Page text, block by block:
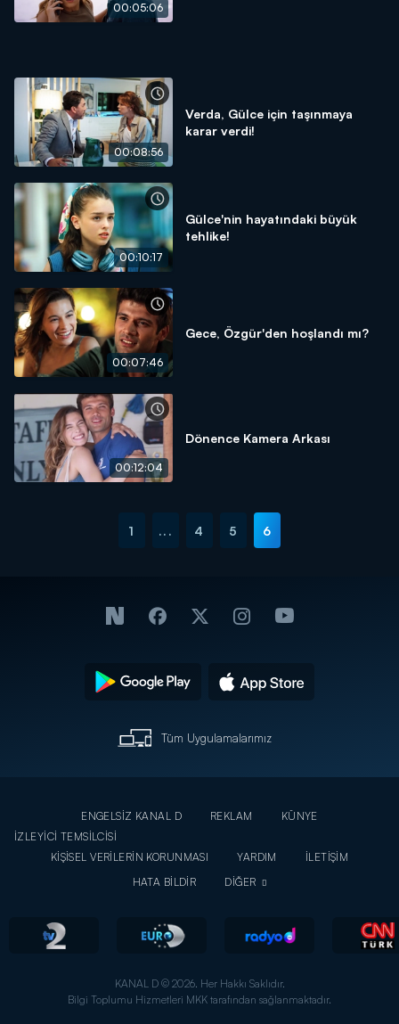
00:05:06
00:08:56
Verda, Gülce için taşınmaya
karar verdi!
00:10:17
Gülce'nin hayatındaki büyük
tehlike!
00:07:46
Gece, Özgür'den hoşlandı mı?
00:12:04
Dönence Kamera Arkası
1 ... 4 5 6
Tüm Uygulamalarımız
ENGELSİZ KANAL D REKLAM
KÜNYE
İZLEYİCİ TEMSİLCİSİ
KİŞİSEL VERİLERİN KORUNMASI
YARDIM
İLETİŞİM
HATA BİLDİR
DİĞER
KANAL D © 2026. Her Hakkı Saklıdır.
Bilgi Toplumu Hizmetleri MKK tarafından sağlanmaktadır.